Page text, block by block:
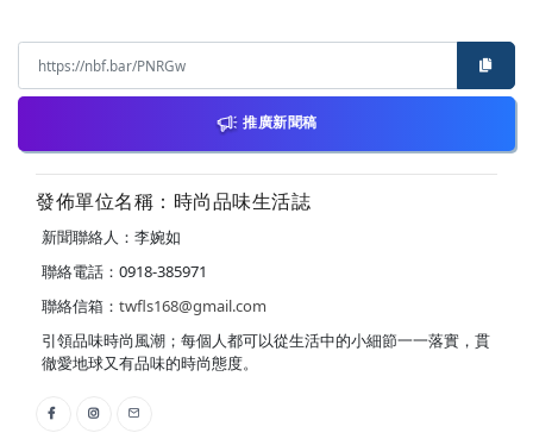
推廣新聞稿
發佈單位名稱：時尚品味生活誌
新聞聯絡人：李婉如
聯絡電話：0918-385971
聯絡信箱： twfls168@gmail.com
引領品味時尚風潮；每個人都可以從生活中的小細節一一落實，貫
徹愛地球又有品味的時尚態度。